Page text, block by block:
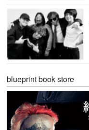
blueprint book store